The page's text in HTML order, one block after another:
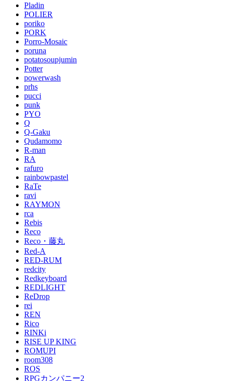
Pladin
POLIER
poriko
PORK
Porro-Mosaic
poruna
potatosoupjumin
Potter
powerwash
prhs
pucci
punk
PYO
Q
Q-Gaku
Qudamomo
R-man
RA
rafuro
rainbowpastel
RaTe
ravi
RAYMON
rca
Rebis
Reco
Reco・藤丸
Red-A
RED-RUM
redcity
Redkeyboard
REDLIGHT
ReDrop
rei
REN
Rico
RINKi
RISE UP KING
ROMUPI
room308
ROS
RPGカンパニー2